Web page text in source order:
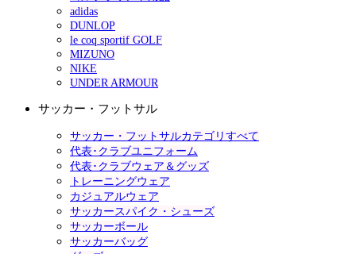
adidas
DUNLOP
le coq sportif GOLF
MIZUNO
NIKE
UNDER ARMOUR
サッカー・フットサル
サッカー・フットサルカテゴリすべて
代表･クラブユニフォーム
代表･クラブウェア＆グッズ
トレーニングウェア
カジュアルウェア
サッカースパイク・シューズ
サッカーボール
サッカーバッグ